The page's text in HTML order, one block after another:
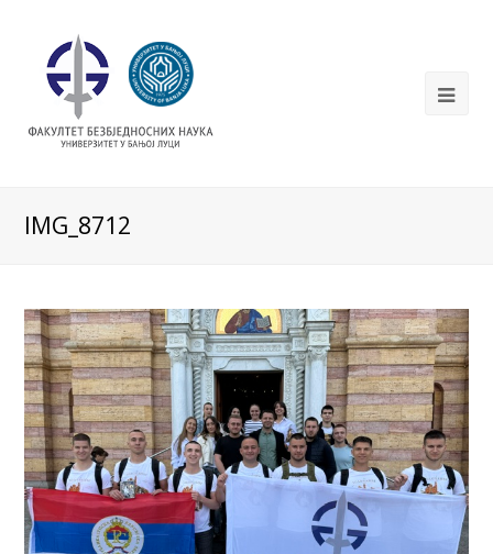
IMG_8712